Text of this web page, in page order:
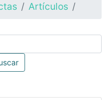
Artículos